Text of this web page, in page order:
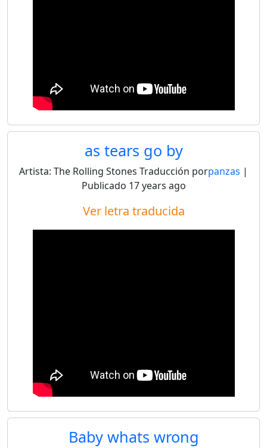
as tears go by
Artista: The Rolling Stones Traducción porpanzas |
Publicado 17 years ago
Ver letra traducida
Baby whats wrong